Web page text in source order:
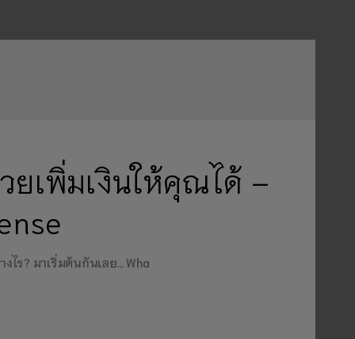
เพิ่มเงินให้คุณได้ –
ไร? มาเริ่มต้นกันเลย… Wha